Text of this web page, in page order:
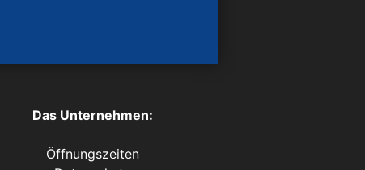
Das Unternehmen:
Öffnungszeiten